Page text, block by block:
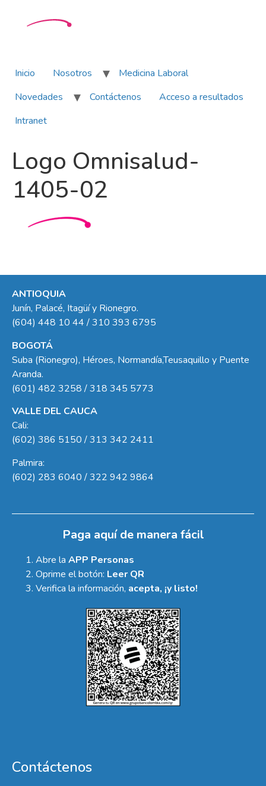
Inicio Nosotros
Medicina Laboral
Novedades
Contáctenos
Acceso a resultados
Intranet
Logo Omnisalud-
1405-02
ANTIOQUIA
Junín, Palacé, Itagüí y Rionegro.
(604) 448 10 44 / 310 393 6795
BOGOTÁ
Suba (Rionegro), Héroes, Normandía,Teusaquillo y Puente
Aranda.
(601) 482 3258 / 318 345 5773
VALLE DEL CAUCA
Cali:
(602) 386 5150 / 313 342 2411
Palmira:
(602) 283 6040 / 322 942 9864
Paga aquí de manera fácil
Abre la APP Personas
Oprime el botón: Leer QR
Verifica la información, acepta, ¡y listo!
Contáctenos